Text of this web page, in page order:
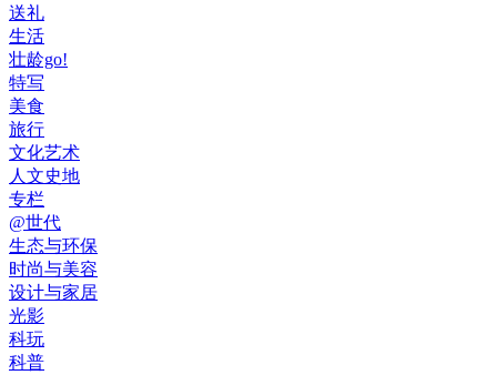
送礼
生活
壮龄go!
特写
美食
旅行
文化艺术
人文史地
专栏
@世代
生态与环保
时尚与美容
设计与家居
光影
科玩
科普